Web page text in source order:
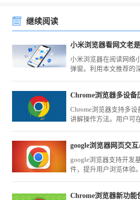
继续阅读
小米浏览器在阅读网络
弹窗。利用本文推荐的
Chrome浏览器多设备
Chrome浏览器支持多
讲解操作方法。用户可
google浏览器网页交
google浏览器支持开发
件，提升用户浏览体验
Chrome浏览器新功能